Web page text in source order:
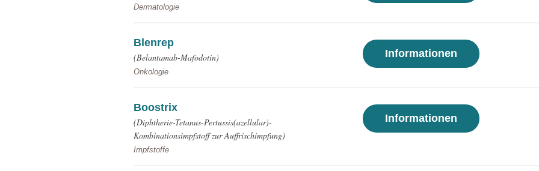
Dermatologie
Blenrep
(Belantamab-Mafodotin)
Onkologie
Informationen
Boostrix
(Diphtherie-Tetanus-Pertussis(azellular)-
Kombinationsimpfstoff zur Auffrischimpfung)
Impfstoffe
Informationen